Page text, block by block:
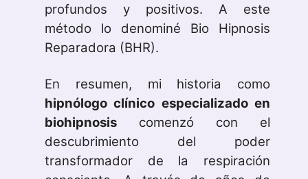
profundos y positivos. A este
método lo denominé Bio Hipnosis
Reparadora (BHR).
En resumen, mi historia como
hipnólogo clínico especializado en
biohipnosis comenzó con el
descubrimiento del poder
transformador de la respiración